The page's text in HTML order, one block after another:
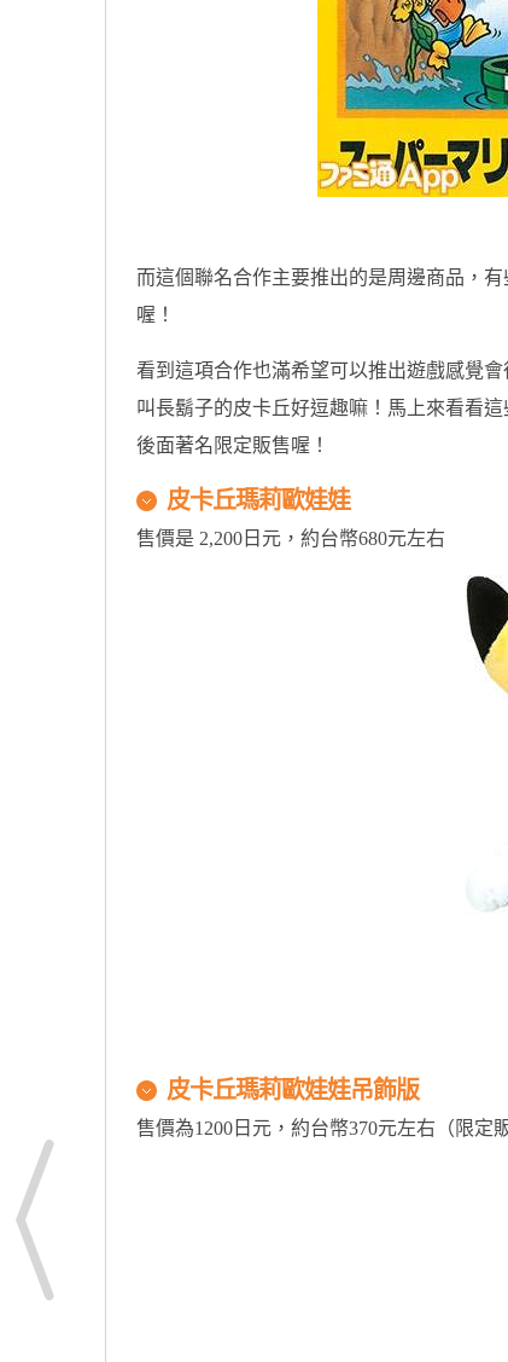
而這個聯名合作主要推出的是周邊商品，有
喔！
看到這項合作也滿希望可以推出遊戲感覺
叫長鬍子的皮卡丘好逗趣嘛！馬上來看看
後面著名限定販售喔！
皮卡丘瑪莉歐娃娃
售價是 2,200日元，約台幣680元左右
皮卡丘瑪莉歐娃娃吊飾版
售價為1200日元，約台幣370元左右（限定